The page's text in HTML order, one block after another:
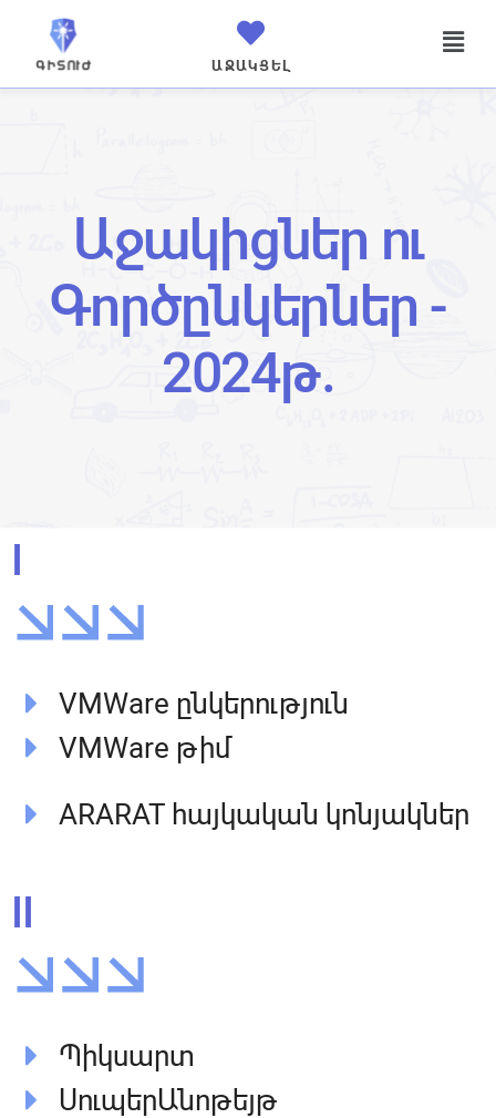
ԱՋԱԿՑԵԼ
Աջակիցներ ու
Գործընկերներ -
2024թ.
I
VMWare ընկերություն
VMWare թիմ
ARARAT հայկական կոնյակներ
II
Պիկսարտ
ՍուպերԱնոթեյթ